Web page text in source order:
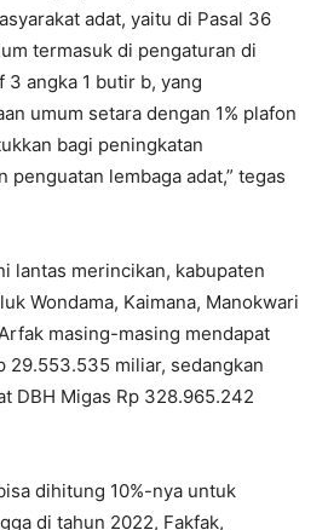
adat, yaitu di Pasal 36
termasuk di pengaturan di
angka 1 butir b, yang
umum setara dengan 1% plafon
bagi peningkatan
penguatan lembaga adat,” tegas
lantas merincikan, kabupaten
Wondama, Kaimana, Manokwari
masing-masing mendapat
29.553.535 miliar, sedangkan
DBH Migas Rp 328.965.242
dihitung 10%-nya untuk
di tahun 2022, Fakfak,